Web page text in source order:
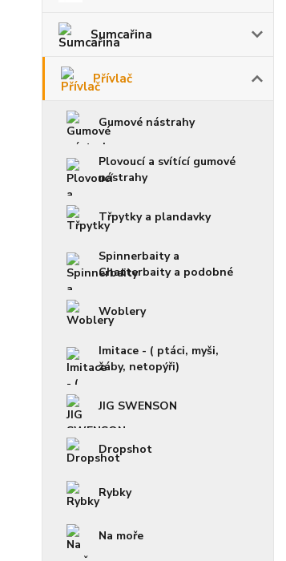
Sumcařina
Přívlač
Gumové nástrahy
Plovoucí a svítící gumové
nástrahy
Třpytky a plandavky
Spinnerbaity a
Chatterbaity a podobné
Woblery
Imitace - ( ptáci, myši,
žáby, netopýři)
JIG SWENSON
Dropshot
Rybky
Na moře